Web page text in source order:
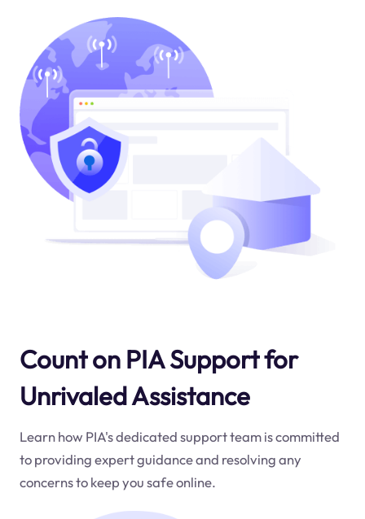
Count on PIA Support for
Unrivaled Assistance
Learn how PIA's dedicated support team is committed
to providing expert guidance and resolving any
concerns to keep you safe online.